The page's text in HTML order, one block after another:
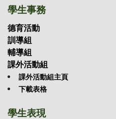
學生事務
德育活動
訓導組
輔導組
課外活動組
課外活動組主頁
下載表格
學生表現